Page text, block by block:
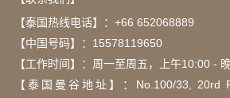
【泰国热线电话】： +66 652068889
【中国号码】：15578119650
【工作时间】：周一至周五，上午10:00 -
【泰国曼谷地址】：Νο.100/33, 20rd